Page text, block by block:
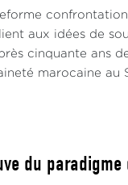
aux idées de
cinquante ans
marocaine au
du